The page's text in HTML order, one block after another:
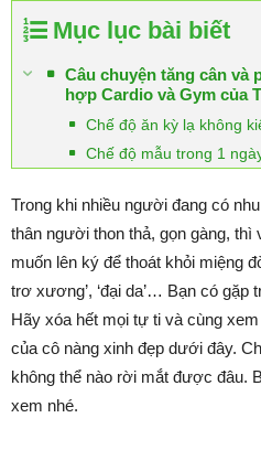
Mục lục bài biết
Câu chuyện tăng cân và
hợp Cardio và Gym của
Chế độ ăn kỳ lạ không
Chế độ mẫu trong 1
Trong khi nhiều người đang có
thân người thon thả, gọn gàng, thì
muốn lên ký để thoát khỏi miệng
trơ xương’, ‘đại da’… Bạn có
Hãy xóa hết mọi tự ti và cùng xem
của cô nàng xinh đẹp dưới đây.
không thể nào rời mắt được đâu.
xem nhé.